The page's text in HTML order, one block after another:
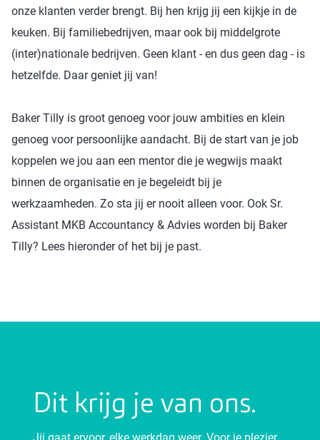
onze klanten verder brengt. Bij hen krijg jij een kijkje in de
keuken. Bij familiebedrijven, maar ook bij middelgrote
(inter)nationale bedrijven. Geen klant - en dus geen dag - is
hetzelfde. Daar geniet jij van!
Baker Tilly is groot genoeg voor jouw ambities en klein
genoeg voor persoonlijke aandacht. Bij de start van je job
koppelen we jou aan een mentor die je wegwijs maakt
binnen de organisatie en je begeleidt bij je
werkzaamheden. Zo sta jij er nooit alleen voor. Ook Sr.
Assistant MKB Accountancy & Advies worden bij Baker
Tilly? Lees hieronder of het bij je past.
Dit krijg je van ons.